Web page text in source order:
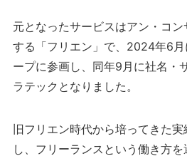
元となったサービスはアン・コ
する「フリエン」で、2024年6
ープに参画し、同年9月に社名・
ラテックとなりました。
旧フリエン時代から培ってきた
し、フリーランスという働き方